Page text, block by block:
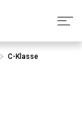
C-Klasse